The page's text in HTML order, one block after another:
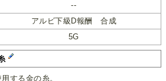
--
アルビ下級D報酬 合成
5G
する金の糸。